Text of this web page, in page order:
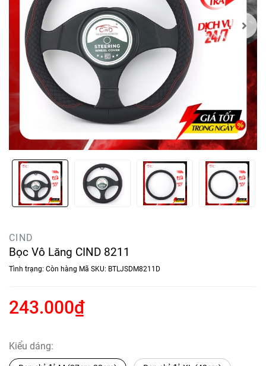
CIND
Bọc Vô Lăng CIND 8211
Tình trạng: Còn hàng Mã SKU: BTLJSDM8211D
243.000₫
Kiểu dáng: